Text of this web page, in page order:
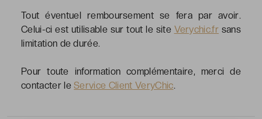
Tout éventuel remboursement se fera par avoir.
Celui-ci est utilisable sur tout le site Verychic.fr sans
limitation de durée.
Pour toute information complémentaire, merci de
contacter leService Client VeryChic.